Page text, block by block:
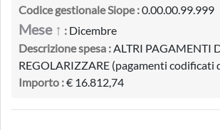
Codice gestionale Siope :0.00.00.99.999
Mese ↑ : Dicembre
Descrizione spesa :ALTRI PAGAMENTI
REGOLARIZZARE (pagamenti codificati
Importo :€ 16.812,74